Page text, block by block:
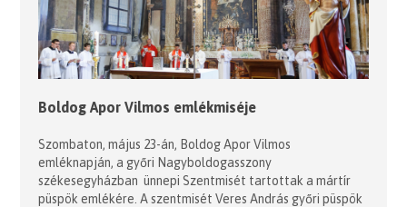
Boldog Apor Vilmos emlékmiséje
Szombaton, május 23-án, Boldog Apor Vilmos
emléknapján, a győri Nagyboldogasszony
székesegyházban ünnepi Szentmisét tartottak a mártír
püspök emlékére. A szentmisét Veres András győri püspök